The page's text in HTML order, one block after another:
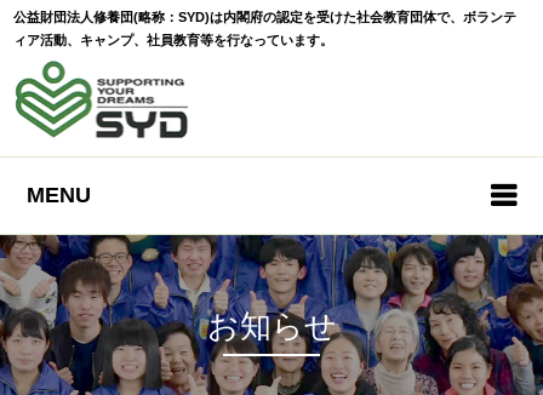
公益財団法人修養団(略称：SYD)は内閣府の認定を受けた社会教育団体で、ボランテ
ィア活動、キャンプ、社員教育等を行なっています。
MENU
お知らせ